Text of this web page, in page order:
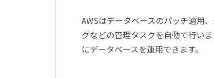
AWSはデータベースのパッチ適用
グなどの管理タスクを自動で行い
にデータベースを運用できます。